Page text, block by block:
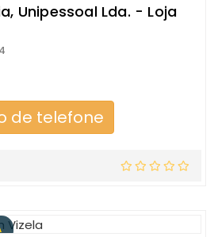
Unipessoal Lda. - Loja
de telefone